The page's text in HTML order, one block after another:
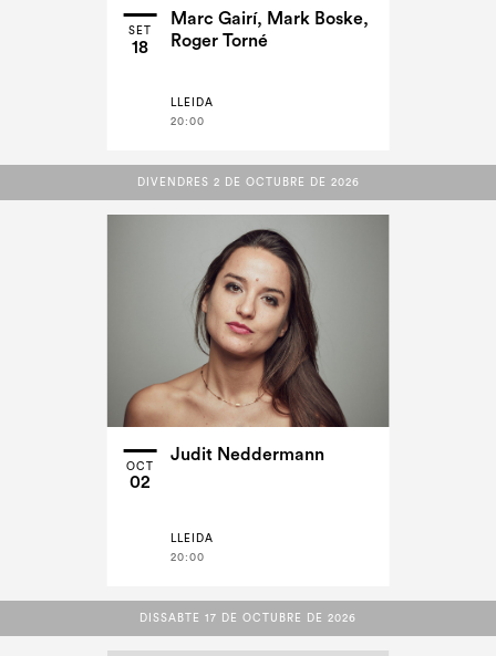
SET
18
Marc Gairí, Mark Boske,
Roger Torné
LLEIDA
20:00
DIVENDRES 2 DE OCTUBRE DE 2026
DIVENDRES 2 DE OCTUBRE DE 2026
OCT
02
Judit Neddermann
LLEIDA
20:00
DISSABTE 17 DE OCTUBRE DE 2026
DISSABTE 17 DE OCTUBRE DE 2026